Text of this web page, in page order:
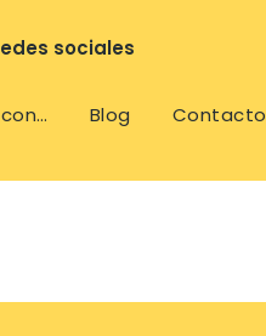
sociales
Blog Contacto